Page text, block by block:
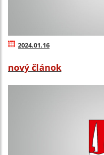
2024.01.16
nový článok